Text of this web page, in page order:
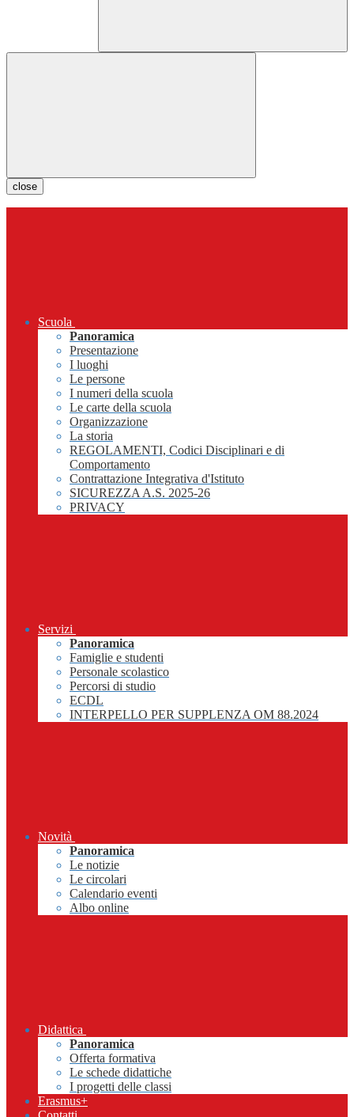
close
Scuola
Panoramica
Presentazione
I luoghi
Le persone
I numeri della scuola
Le carte della scuola
Organizzazione
La storia
REGOLAMENTI, Codici Disciplinari e di
Comportamento
Contrattazione Integrativa d'Istituto
SICUREZZA A.S. 2025-26
PRIVACY
Servizi
Panoramica
Famiglie e studenti
Personale scolastico
Percorsi di studio
ECDL
INTERPELLO PER SUPPLENZA OM 88.2024
Novità
Panoramica
Le notizie
Le circolari
Calendario eventi
Albo online
Didattica
Panoramica
Offerta formativa
Le schede didattiche
I progetti delle classi
Erasmus+